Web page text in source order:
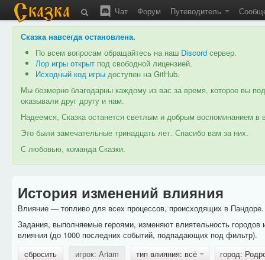
Чат Форум Путеводитель
Сказка навсегда остановлена.
По всем вопросам обращайтесь на наш Discord сервер.
Лор игры открыт под свободной лицензией.
Исходный код игры доступен на GitHub.
Мы безмерно благодарны каждому из вас за время, которое вы
оказывали друг другу и нам.
Надеемся, Сказка останется светлым и добрым воспоминанием
Это были замечательные тринадцать лет. Спасибо вам за них.
С любовью, команда Сказки.
История изменений влияния
Влияние — топливо для всех процессов, происходящих в
Задания, выполняемые героями, изменяют влиятельность
влияния (до 1000 последних событий, подпадающих под фильтр).
сбросить
игрок: Ariam тип влияния: всё
город: